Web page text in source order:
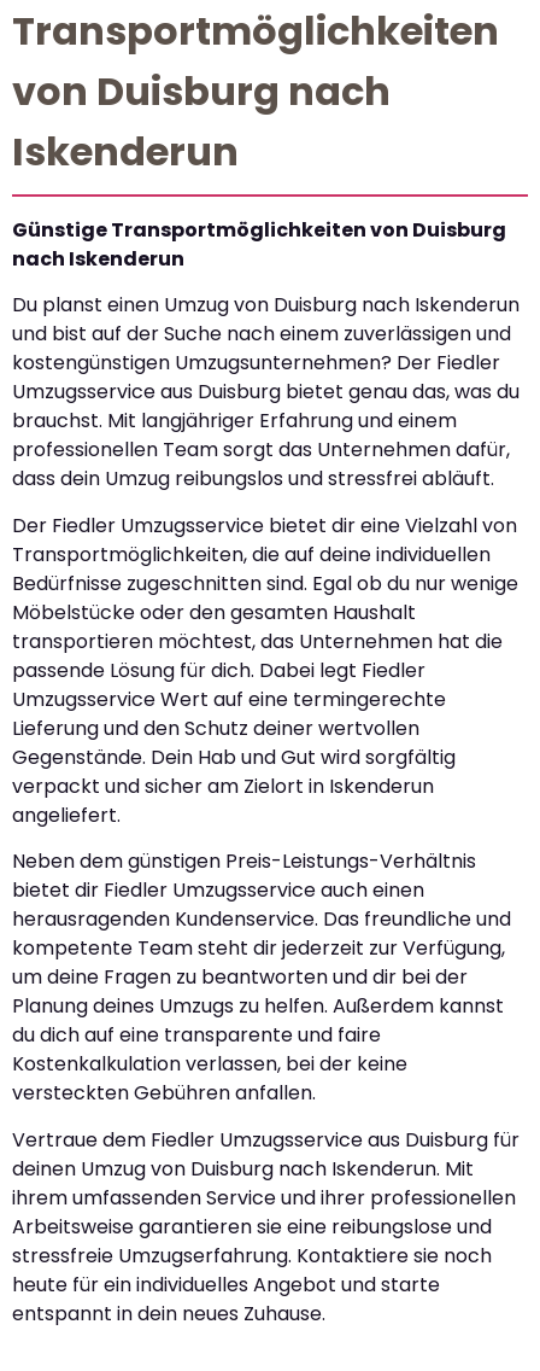
Transportmöglichkeiten
von Duisburg nach
Iskenderun
Günstige Transportmöglichkeiten von Duisburg
nach Iskenderun
Du planst einen Umzug von Duisburg nach Iskenderun
und bist auf der Suche nach einem zuverlässigen und
kostengünstigen Umzugsunternehmen? Der Fiedler
Umzugsservice aus Duisburg bietet genau das, was du
brauchst. Mit langjähriger Erfahrung und einem
professionellen Team sorgt das Unternehmen dafür,
dass dein Umzug reibungslos und stressfrei abläuft.
Der Fiedler Umzugsservice bietet dir eine Vielzahl von
Transportmöglichkeiten, die auf deine individuellen
Bedürfnisse zugeschnitten sind. Egal ob du nur wenige
Möbelstücke oder den gesamten Haushalt
transportieren möchtest, das Unternehmen hat die
passende Lösung für dich. Dabei legt Fiedler
Umzugsservice Wert auf eine termingerechte
Lieferung und den Schutz deiner wertvollen
Gegenstände. Dein Hab und Gut wird sorgfältig
verpackt und sicher am Zielort in Iskenderun
angeliefert.
Neben dem günstigen Preis-Leistungs-Verhältnis
bietet dir Fiedler Umzugsservice auch einen
herausragenden Kundenservice. Das freundliche und
kompetente Team steht dir jederzeit zur Verfügung,
um deine Fragen zu beantworten und dir bei der
Planung deines Umzugs zu helfen. Außerdem kannst
du dich auf eine transparente und faire
Kostenkalkulation verlassen, bei der keine
versteckten Gebühren anfallen.
Vertraue dem Fiedler Umzugsservice aus Duisburg für
deinen Umzug von Duisburg nach Iskenderun. Mit
ihrem umfassenden Service und ihrer professionellen
Arbeitsweise garantieren sie eine reibungslose und
stressfreie Umzugserfahrung. Kontaktiere sie noch
heute für ein individuelles Angebot und starte
entspannt in dein neues Zuhause.